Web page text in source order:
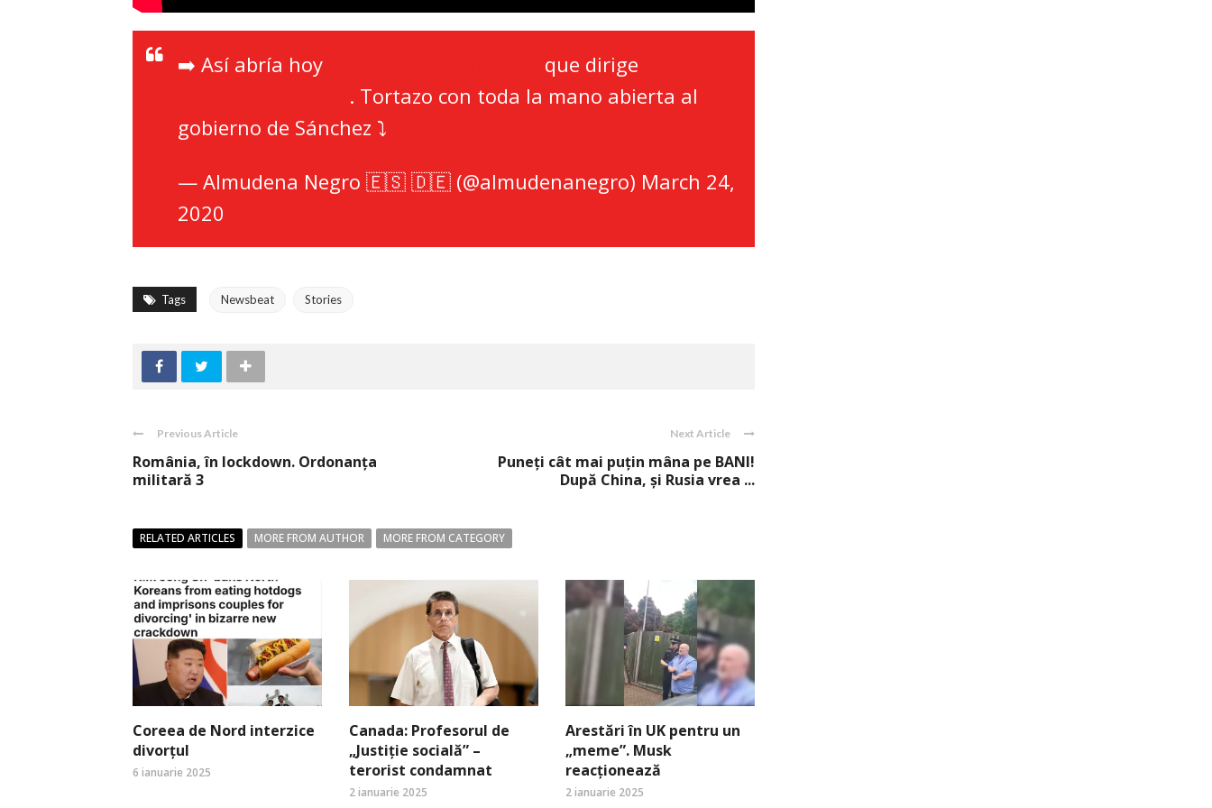
➡️ Así abría hoy
que dirige
. Tortazo con toda la mano abierta al
gobierno de Sánchez ⤵️
— Almudena Negro 🇪🇸 🇩🇪 (@almudenanegro) March 24,
2020
Tags Newsbeat Stories
Previous Article
România, în lockdown. Ordonanţa
militară 3
Next Article
Puneţi cât mai puţin mâna pe BANI!
După China, şi Rusia vrea ...
RELATED ARTICLES MORE FROM AUTHOR MORE FROM CATEGORY
Coreea de Nord interzice
divorțul
6 ianuarie 2025
Canada: Profesorul de
„Justiție socială” –
terorist condamnat
2 ianuarie 2025
Arestări în UK pentru un
„meme”. Musk
reacționează
2 ianuarie 2025